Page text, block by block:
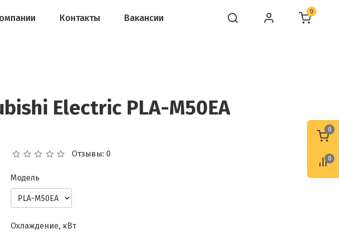
Контакты Вакансии
0
Electric PLA-M50EA
Отзывы: 0
Модель
Охлаждение, кВт
0
0
0